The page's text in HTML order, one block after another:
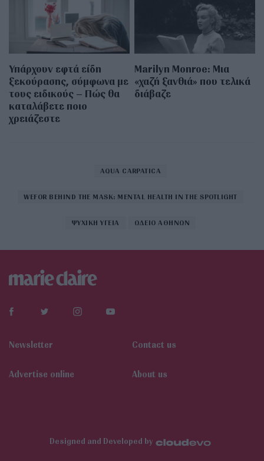
Υπάρχουν εφτά είδη
ξεκούρασης, σύμφωνα με
τους ειδικούς – Πώς θα
καταλάβετε ποιο
χρειάζεστε
Marilyn Monroe: Μια
«χαζή ξανθιά» που τελικά
διάβαζε
AQUA CARPATICA
WEFOR BEHIND THE MASK: MENTAL HEALTH IN THE SPOTLIGHT
ΨΥΧΙΚΗ ΥΓΕΙΑ ΩΔΕΙΟ ΑΘΗΝΩΝ
Newsletter Contact us
Αdvertise online About us
Designed and Developed by